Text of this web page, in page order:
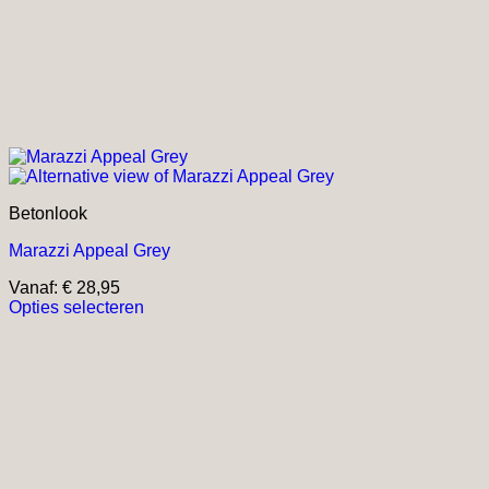
Betonlook
Marazzi Appeal Grey
Vanaf: € 28,95
Opties selecteren